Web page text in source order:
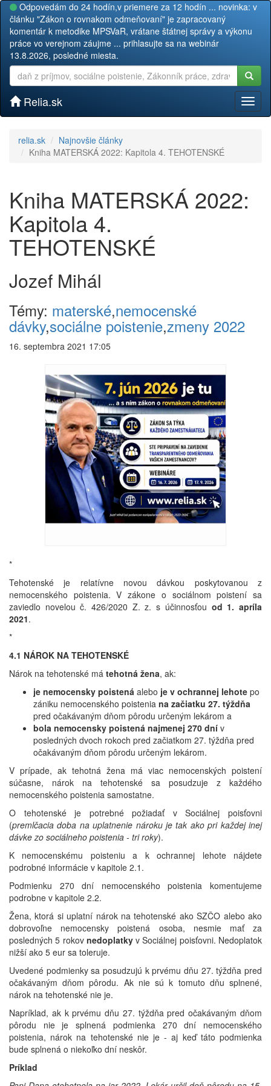
Odpovedám do 24 hodín,v priemere za 12 hodín ... novinka: v
článku "Zákon o rovnakom odmeňovaní" je zapracovaný
komentár k metodike MPSVaR, vrátane štátnej správy a výkonu
práce vo verejnom záujme ... prihlasujte sa na webinár
13.8.2026, posledné miesta.
Relia.sk
relia.sk
Najnovšie články
Kniha MATERSKÁ 2022: Kapitola 4. TEHOTENSKÉ
Kniha MATERSKÁ 2022:
Kapitola 4.
TEHOTENSKÉ
Jozef Mihál
Témy: materské,nemocenské
dávky,sociálne poistenie,zmeny 2022
16. septembra 2021 17:05
*
Tehotenské je relatívne novou dávkou poskytovanou z
nemocenského poistenia. V zákone o sociálnom poistení sa
zaviedlo novelou č. 426/2020 Z. z. s účinnosťou od 1. apríla
2021.
*
4.1 NÁROK NA TEHOTENSKÉ
Nárok na tehotenské má tehotná žena, ak:
je nemocensky poistená alebo je v ochrannej lehote po
zániku nemocenského poistenia na začiatku 27. týždňa
pred očakávaným dňom pôrodu určeným lekárom a
bola nemocensky poistená najmenej 270 dní v
posledných dvoch rokoch pred začiatkom 27. týždňa pred
očakávaným dňom pôrodu určeným lekárom.
V prípade, ak tehotná žena má viac nemocenských poistení
súčasne, nárok na tehotenské sa posudzuje z každého
nemocenského poistenia samostatne.
O tehotenské je potrebné požiadať v Sociálnej poisťovni
(premlčacia doba na uplatnenie nároku je tak ako pri každej inej
dávke zo sociálneho poistenia - tri roky).
K nemocenskému poisteniu a k ochrannej lehote nájdete
podrobné informácie v kapitole 2.1.
Podmienku 270 dní nemocenského poistenia komentujeme
podrobne v kapitole 2.2.
Žena, ktorá si uplatní nárok na tehotenské ako SZČO alebo ako
dobrovoľne nemocensky poistená osoba, nesmie mať za
posledných 5 rokov nedoplatkyv Sociálnej poisťovni. Nedoplatok
nižší ako 5 eur sa toleruje.
Uvedené podmienky sa posudzujú k prvému dňu 27. týždňa pred
očakávaným dňom pôrodu. Ak nie sú k tomuto dňu splnené,
nárok na tehotenské nie je.
Napríklad, ak k prvému dňu 27. týždňa pred očakávaným dňom
pôrodu nie je splnená podmienka 270 dní nemocenského
poistenia, nárok na tehotenské nie je - aj keď táto podmienka
bude splnená o niekoľko dní neskôr.
Príklad